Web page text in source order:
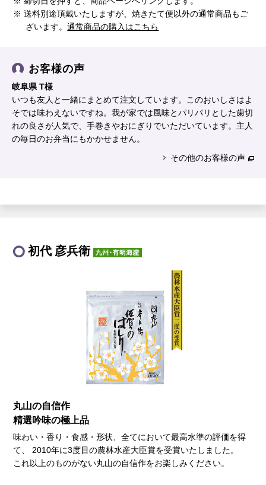
※ 送料別途頂戴いたしますが、焼きたて便以外の通常商品もご
ざいます。通常商品の購入はこちら
お客様の声
岐阜県 T様
いつも友人と一緒にまとめて注文しています。このおいしさはよ
そでは味わえないですね。我が家では風味とパリパリとした歯切
れの良さが人気で、手巻きやおにぎりでいただいています。主人
の毎日のお弁当にもかかせません。
その他のお客様の声
初代 彦兵衛
丸山の自信作
精選吟味の極上品
味わい・香り・食感・形状、全てにおいて最高水準の評価を得
て、 2010年に3度目の農林水産大臣賞を受賞いたしました。
これ以上のものがない丸山の自信作をお楽しみください。